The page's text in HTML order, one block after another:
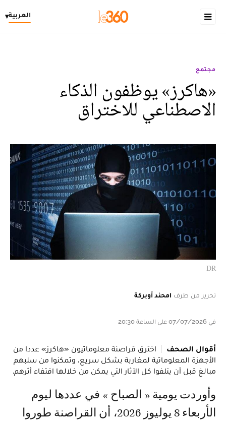
العربية▾
مجتمع
«هاكرز» يوظفون الذكاء
الاصطناعي للاختراق
DR
تحرير من طرف امحند أوبركة
في 07/07/2026 على الساعة 20:30
أقوال الصحف
اخترق قراصنة معلوماتيون «هاكرز» عددا من
الأجهزة المعلوماتية لمغاربة بشكل سريع، وتمكنوا من سلبهم
مبالغ قبل أن يتلفوا كل الآثار التي يمكن من خلالها اقتفاء أثرهم.
وأوردت يومية « الصباح » في عددها ليوم
الأربعاء 8 يوليوز 2026، أن القراصنة طوروا